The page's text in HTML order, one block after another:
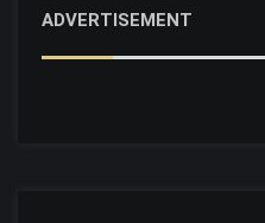
ADVERTISEMENT